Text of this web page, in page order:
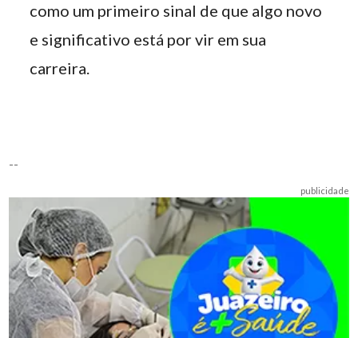
como um primeiro sinal de que algo novo
e significativo está por vir em sua
carreira.
--
publicidade